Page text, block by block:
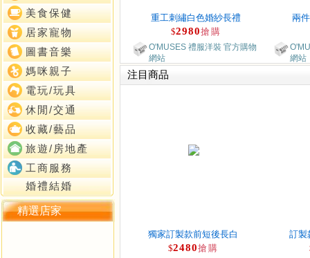
美食保健
居家寵物
圖書音樂
媽咪親子
電玩/玩具
休閒/交通
收藏/藝品
旅遊/房地產
工商服務
婚禮結婚
精選店家
重工刺繡白色婚紗長禮
$2980搶購
O'MUSES 禮服洋裝 官方購物
網站
兩
網站
注目商品
獨家訂製款前短後長白
$2480搶購
訂製